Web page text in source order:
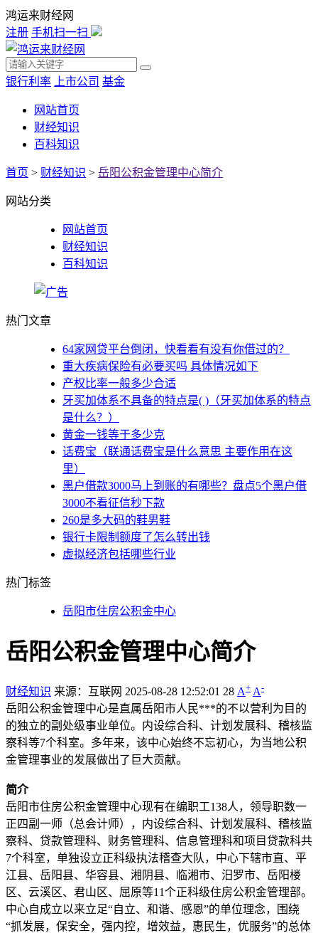
鸿运来财经网
注册 手机扫一扫
银行利率 上市公司 基金
网站首页
财经知识
百科知识
首页 > 财经知识 > 岳阳公积金管理中心简介
网站分类
网站首页
财经知识
百科知识
热门文章
64家网贷平台倒闭，快看看有没有你借过的？
重大疾病保险有必要买吗 具体情况如下
产权比率一般多少合适
牙买加体系不具备的特点是( )（牙买加体系的特点
是什么？）
黄金一钱等于多少克
话费宝（联通话费宝是什么意思 主要作用在这
里）
黑户借款3000马上到账的有哪些？盘点5个黑户借
3000不看征信秒下款
260是多大码的鞋男鞋
银行卡限制额度了怎么转出钱
虚拟经济包括哪些行业
热门标签
岳阳市住房公积金中心
岳阳公积金管理中心简介
财经知识 来源：互联网 2025-08-28 12:52:01 28 A+ A-
岳阳公积金管理中心是直属岳阳市人民***的不以营利为目的
的独立的副处级事业单位。内设综合科、计划发展科、稽核监
察科等7个科室。多年来，该中心始终不忘初心，为当地公积
金管理事业的发展做出了巨大贡献。
简介
岳阳市住房公积金管理中心现有在编职工138人，领导职数一
正四副一师（总会计师），内设综合科、计划发展科、稽核监
察科、贷款管理科、财务管理科、信息管理科和项目贷款科共
7个科室，单独设立正科级执法稽查大队，中心下辖市直、平
江县、岳阳县、华容县、湘阴县、临湘市、汨罗市、岳阳楼
区、云溪区、君山区、屈原等11个正科级住房公积金管理部。
中心自成立以来立足“自立、和谐、感恩”的单位理念，围绕
“抓发展，保安全，强内控，增效益，惠民生，优服务”的总体